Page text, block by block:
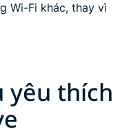
Wi-Fi khác, thay vì
yêu thích